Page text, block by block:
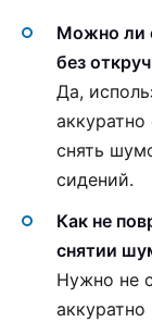
Можно ли
без
Да,
снять
сидений.
Как не
снятии
Нужно не